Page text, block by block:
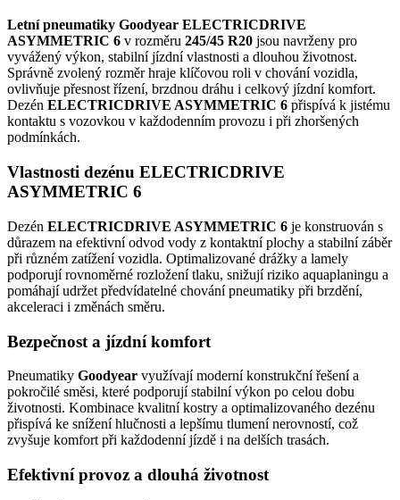
Letní pneumatiky Goodyear ELECTRICDRIVE
ASYMMETRIC 6 v rozměru 245/45 R20 jsou navrženy pro
vyvážený výkon, stabilní jízdní vlastnosti a dlouhou životnost.
Správně zvolený rozměr hraje klíčovou roli v chování vozidla,
ovlivňuje přesnost řízení, brzdnou dráhu i celkový jízdní komfort.
Dezén ELECTRICDRIVE ASYMMETRIC 6 přispívá k jistému
kontaktu s vozovkou v každodenním provozu i při zhoršených
podmínkách.
Vlastnosti dezénu ELECTRICDRIVE
ASYMMETRIC 6
Dezén ELECTRICDRIVE ASYMMETRIC 6 je konstruován s
důrazem na efektivní odvod vody z kontaktní plochy a stabilní záběr
při různém zatížení vozidla. Optimalizované drážky a lamely
podporují rovnoměrné rozložení tlaku, snižují riziko aquaplaningu a
pomáhají udržet předvídatelné chování pneumatiky při brzdění,
akceleraci i změnách směru.
Bezpečnost a jízdní komfort
Pneumatiky Goodyear využívají moderní konstrukční řešení a
pokročilé směsi, které podporují stabilní výkon po celou dobu
životnosti. Kombinace kvalitní kostry a optimalizovaného dezénu
přispívá ke snížení hlučnosti a lepšímu tlumení nerovností, což
zvyšuje komfort při každodenní jízdě i na delších trasách.
Efektivní provoz a dlouhá životnost